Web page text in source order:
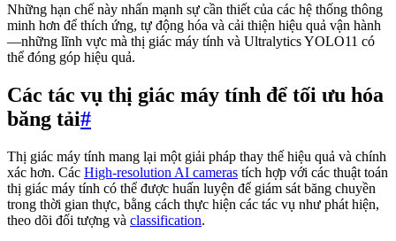
Những hạn chế này nhấn mạnh sự cần thiết của các hệ thống thông
minh hơn để thích ứng, tự động hóa và cải thiện hiệu quả vận hành
—những lĩnh vực mà thị giác máy tính và Ultralytics YOLO11 có
thể đóng góp hiệu quả.
Các tác vụ thị giác máy tính để tối ưu hóa
băng tải#
Thị giác máy tính mang lại một giải pháp thay thế hiệu quả và chính
xác hơn. Các High-resolution AI cameras tích hợp với các thuật toán
thị giác máy tính có thể được huấn luyện để giám sát băng chuyền
trong thời gian thực, bằng cách thực hiện các tác vụ như phát hiện,
theo dõi đối tượng và classification.